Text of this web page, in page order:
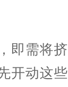
需将挤
开动这